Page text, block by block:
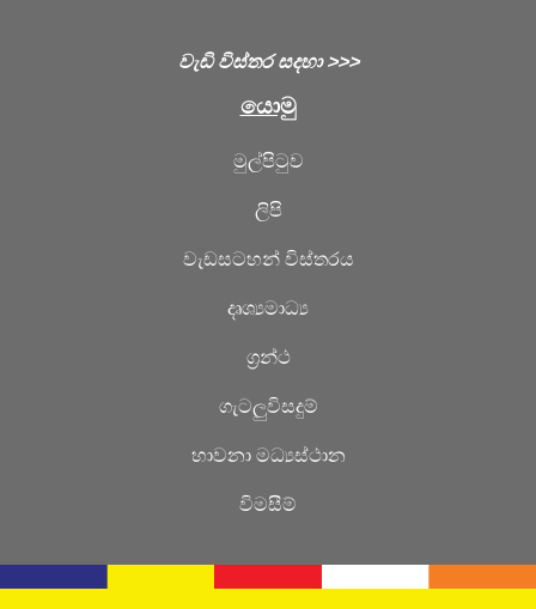
වැඩි විස්තර සදහා >>>
යොමු
මුල්පිටුව
ලිපි
වැඩසටහන් විස්තරය
දෘශ්‍යමාධ්‍ය
ග්‍රන්ථ
ගැටලුවිසදුම්
හාවනා මධ්‍යස්ථාන
විමසීම්